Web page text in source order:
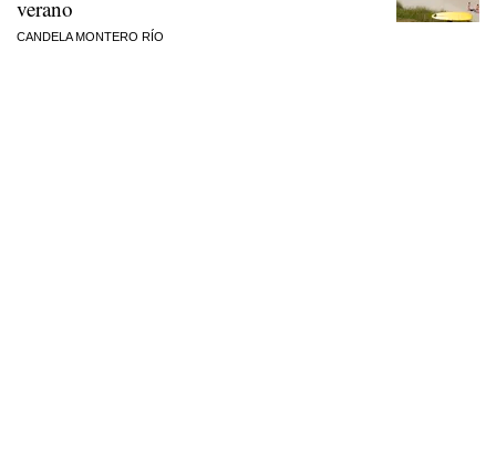
verano
CANDELA MONTERO RÍO